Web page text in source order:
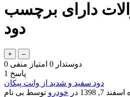
دارای برچسب
دود
0 دوستدار 0 امتیاز منفی
1 پاسخ
دود سفید و شدید از وانت پیکان
اسفند 7, 1398 در خودرو توسط بی نام